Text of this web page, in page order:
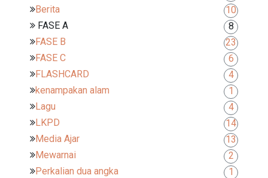
Berita
10
FASE A
8
FASE B
23
FASE C
6
FLASHCARD
4
kenampakan alam
1
Lagu
4
LKPD
14
Media Ajar
13
Mewarnai
2
Perkalian dua angka
1